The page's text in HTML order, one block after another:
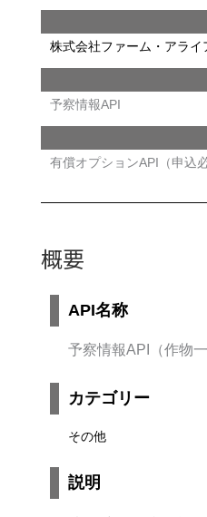
株式会社ファーム・アライ
予察情報API
有償オプションAPI（申込必
概要
API名称
予察情報API（作物一
カテゴリー
その他
説明